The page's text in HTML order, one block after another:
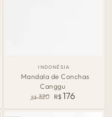
País
de
Origem:
INDONÉSIA
Mandala de Conchas
Canggu
R$ 320 R$176